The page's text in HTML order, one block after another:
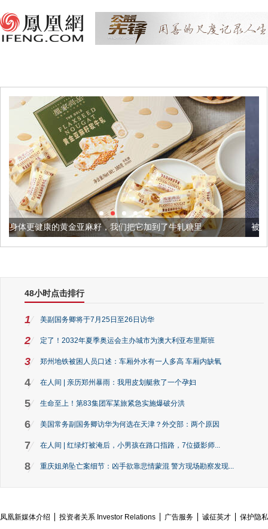
籽，我们把它加到了牛轧糖里 被列入佛家七宝的它到底
48小时点击排行
1 美副国务卿将于7月25日至26日访华
2 定了！2032年夏季奥运会主办城市为澳大利亚布里斯班
3 郑州地铁被困人员口述：车厢外水有一人多高 车厢内缺氧
4 在人间 | 亲历郑州暴雨：我用皮划艇救了一个孕妇
5 生命至上！第83集团军某旅紧急实施爆破分洪
6 美国常务副国务卿访华为何选在天津？外交部：两个原因
7 在人间 | 红绿灯被淹后，小男孩在路口指路，7位摄影师...
8 重庆姐弟坠亡案细节：凶手欲靠悲情蒙混 警方现场勘察发现...
凤凰新媒体介绍 投资者关系 Investor Relations 广告服务 诚征英才
保护隐